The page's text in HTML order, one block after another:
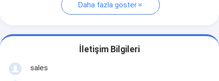
Daha fazla göster
İletişim Bilgileri
sales